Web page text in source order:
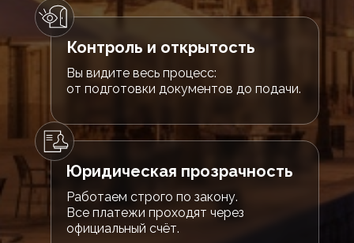
Вы видите весь процесс:
от подготовки документов до подачи.
Контроль и открытость
Работаем строго по закону.
Все платежи проходят через
официальный счёт.
Юридическая прозрачность